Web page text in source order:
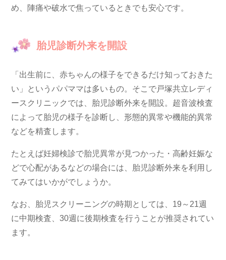
め、陣痛や破水で焦っているときでも安心です。
胎児診断外来を開設
「出生前に、赤ちゃんの様子をできるだけ知っておきた
い」というパパママは多いもの。そこで戸塚共立レディ
ースクリニックでは、胎児診断外来を開設。超音波検査
によって胎児の様子を診断し、形態的異常や機能的異常
などを精査します。
たとえば妊婦検診で胎児異常が見つかった・高齢妊娠な
どで心配があるなどの場合には、胎児診断外来を利用し
てみてはいかがでしょうか。
なお、胎児スクリーニングの時期としては、19～21週
に中期検査、30週に後期検査を行うことが推奨されてい
ます。